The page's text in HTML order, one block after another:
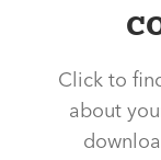
Click to
about